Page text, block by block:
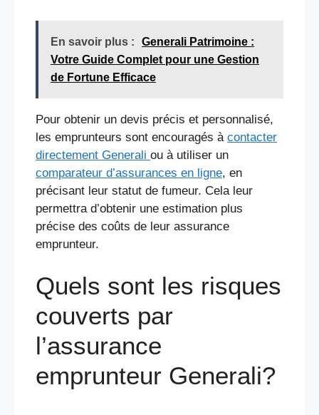
En savoir plus :
Generali Patrimoine :
Votre Guide Complet pour une Gestion
de Fortune Efficace
Pour obtenir un devis précis et personnalisé,
les emprunteurs sont encouragés à contacter
directement Generali ou à utiliser un
comparateur d’assurances en ligne, en
précisant leur statut de fumeur. Cela leur
permettra d’obtenir une estimation plus
précise des coûts de leur assurance
emprunteur.
Quels sont les risques
couverts par
l’assurance
emprunteur Generali?